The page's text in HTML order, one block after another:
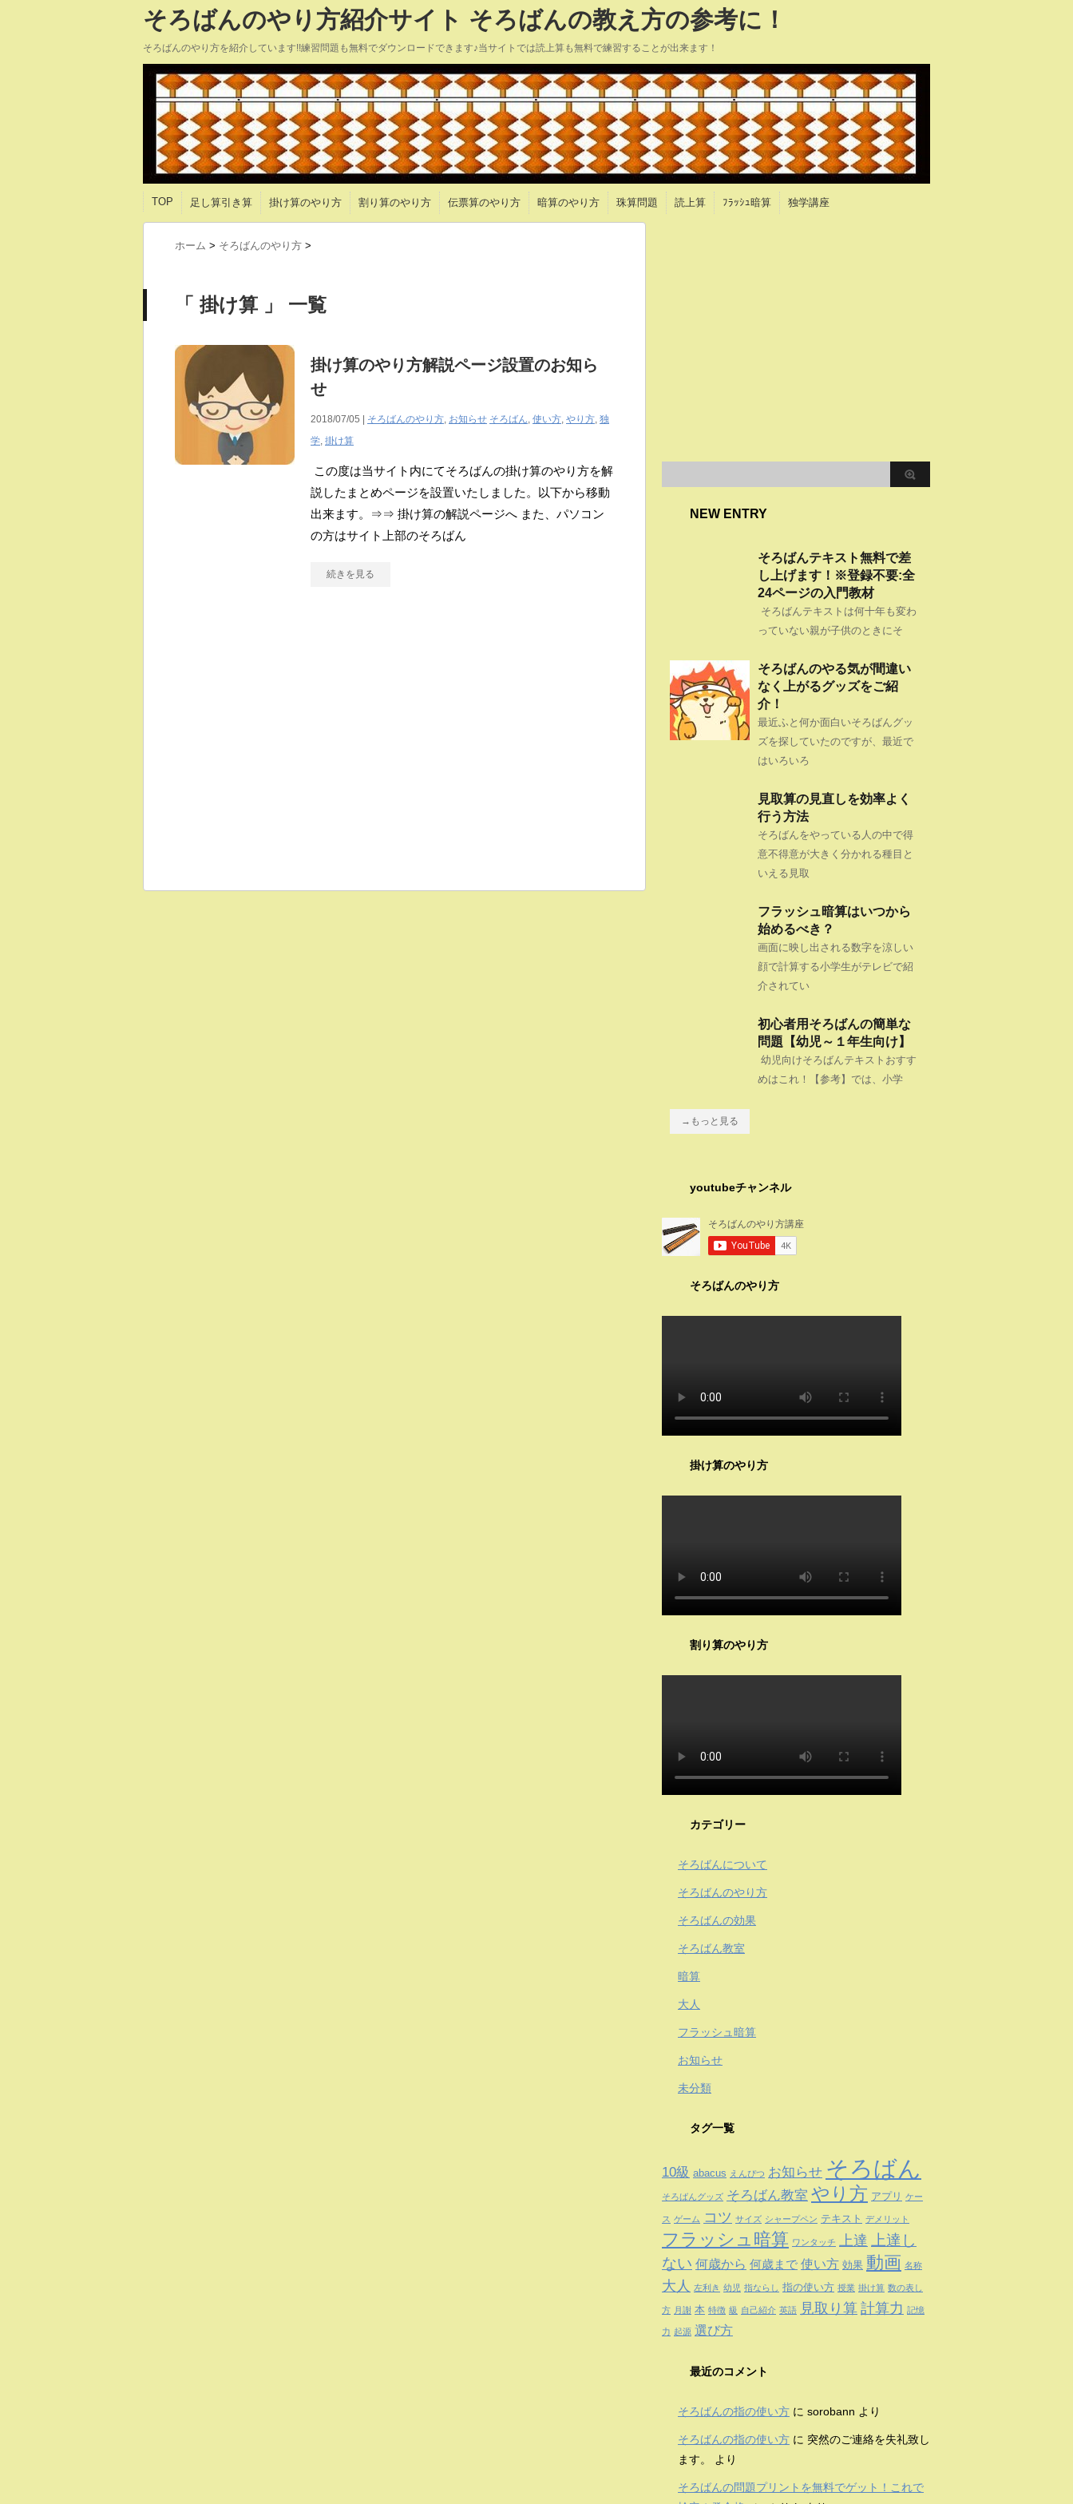
そろばんのやり方紹介サイト そろばんの教え方の参考に！
そろばんのやり方を紹介しています!!練習問題も無料でダウンロードできます♪当サイトでは読上算も無料で練習することが出来ます！
TOP 足し算引き算 掛け算のやり方 割り算のやり方 伝票算のやり方 暗算のやり方 珠算問題 読上算 ﾌﾗｯｼｭ暗算 独学講座
ホーム > そろばんのやり方 >
「 掛け算 」 一覧
掛け算のやり方解説ページ設置のお知ら
せ
2018/07/05 | そろばんのやり方, お知らせ そろばん, 使い方, やり方, 独
学, 掛け算
この度は当サイト内にてそろばんの掛け算のやり方を解
説したまとめページを設置いたしました。以下から移動
出来ます。⇒⇒ 掛け算の解説ページへ また、パソコン
の方はサイト上部のそろばん
続きを見る
NEW ENTRY
そろばんテキスト無料で差
し上げます！※登録不要:全
24ページの入門教材
そろばんテキストは何十年も変わ
っていない親が子供のときにそ
そろばんのやる気が間違い
なく上がるグッズをご紹
介！
最近ふと何か面白いそろばんグッ
ズを探していたのですが、最近で
はいろいろ
見取算の見直しを効率よく
行う方法
そろばんをやっている人の中で得
意不得意が大きく分かれる種目と
いえる見取
フラッシュ暗算はいつから
始めるべき？
画面に映し出される数字を涼しい
顔で計算する小学生がテレビで紹
介されてい
初心者用そろばんの簡単な
問題【幼児～１年生向け】
幼児向けそろばんテキストおすす
めはこれ！【参考】では、小学
→もっと見る
youtubeチャンネル
そろばんのやり方
掛け算のやり方
割り算のやり方
カテゴリー
そろばんについて
そろばんのやり方
そろばんの効果
そろばん教室
暗算
大人
フラッシュ暗算
お知らせ
未分類
タグ一覧
10級 abacus えんぴつ お知らせ そろばん
そろばんグッズ そろばん教室 やり方 アプリ ケー
ス ゲーム コツ サイズ シャープペン テキスト デメリット
フラッシュ暗算 ワンタッチ 上達
上達し
ない 何歳から 何歳まで 使い方 効果 動画 名称
大人 左利き 幼児 指ならし 指の使い方 授業 掛け算 数の表し
方 月謝 本 特徴 級 自己紹介 英語 見取り算計算力 記憶
力 起源 選び方
最近のコメント
そろばんの指の使い方 に sorobann より
そろばんの指の使い方 に 突然のご連絡を失礼致し
ます。
より
そろばんの問題プリントを無料でゲット！これで